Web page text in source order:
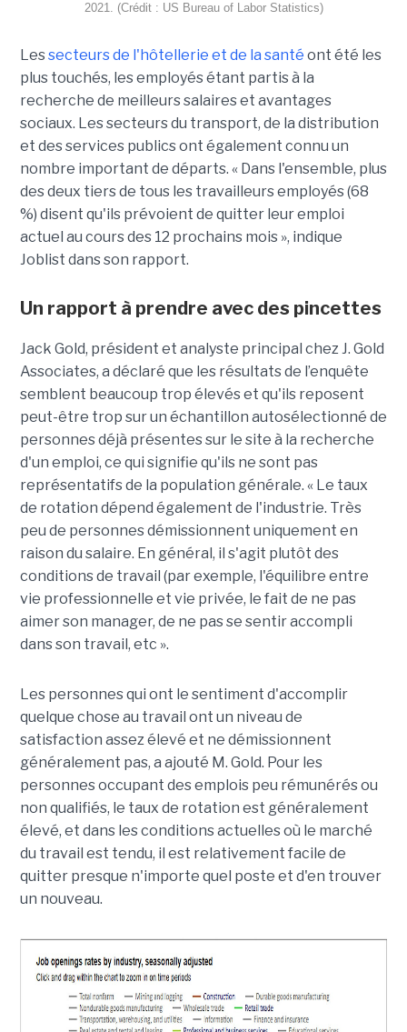
2021. (Crédit : US Bureau of Labor Statistics)
Lessecteurs de l'hôtellerie et de la santé ont été les
plus touchés, les employés étant partis à la
recherche de meilleurs salaires et avantages
sociaux. Les secteurs du transport, de la distribution
et des services publics ont également connu un
nombre important de départs. « Dans l'ensemble, plus
des deux tiers de tous les travailleurs employés (68
%) disent qu'ils prévoient de quitter leur emploi
actuel au cours des 12 prochains mois », indique
Joblist dans son rapport.
Un rapport à prendre avec des pincettes
Jack Gold, président et analyste principal chez J. Gold
Associates, a déclaré que les résultats de l’enquête
semblent beaucoup trop élevés et qu'ils reposent
peut-être trop sur un échantillon autosélectionné de
personnes déjà présentes sur le site à la recherche
d'un emploi, ce qui signifie qu'ils ne sont pas
représentatifs de la population générale. « Le taux
de rotation dépend également de l'industrie. Très
peu de personnes démissionnent uniquement en
raison du salaire. En général, il s'agit plutôt des
conditions de travail (par exemple, l'équilibre entre
vie professionnelle et vie privée, le fait de ne pas
aimer son manager, de ne pas se sentir accompli
dans son travail, etc ».
Les personnes qui ont le sentiment d'accomplir
quelque chose au travail ont un niveau de
satisfaction assez élevé et ne démissionnent
généralement pas, a ajouté M. Gold. Pour les
personnes occupant des emplois peu rémunérés ou
non qualifiés, le taux de rotation est généralement
élevé, et dans les conditions actuelles où le marché
du travail est tendu, il est relativement facile de
quitter presque n'importe quel poste et d'en trouver
un nouveau.